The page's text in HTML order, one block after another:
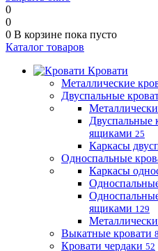
0
0
0 В корзине пока пусто
Каталог товаров
Кровати
Металлические
Двуспальные
Двуспальные
ящиками 25
Каркасы
Односпальные
Каркасы
ящиками 129
Выкатные кровати 8
Кровати чердаки 52